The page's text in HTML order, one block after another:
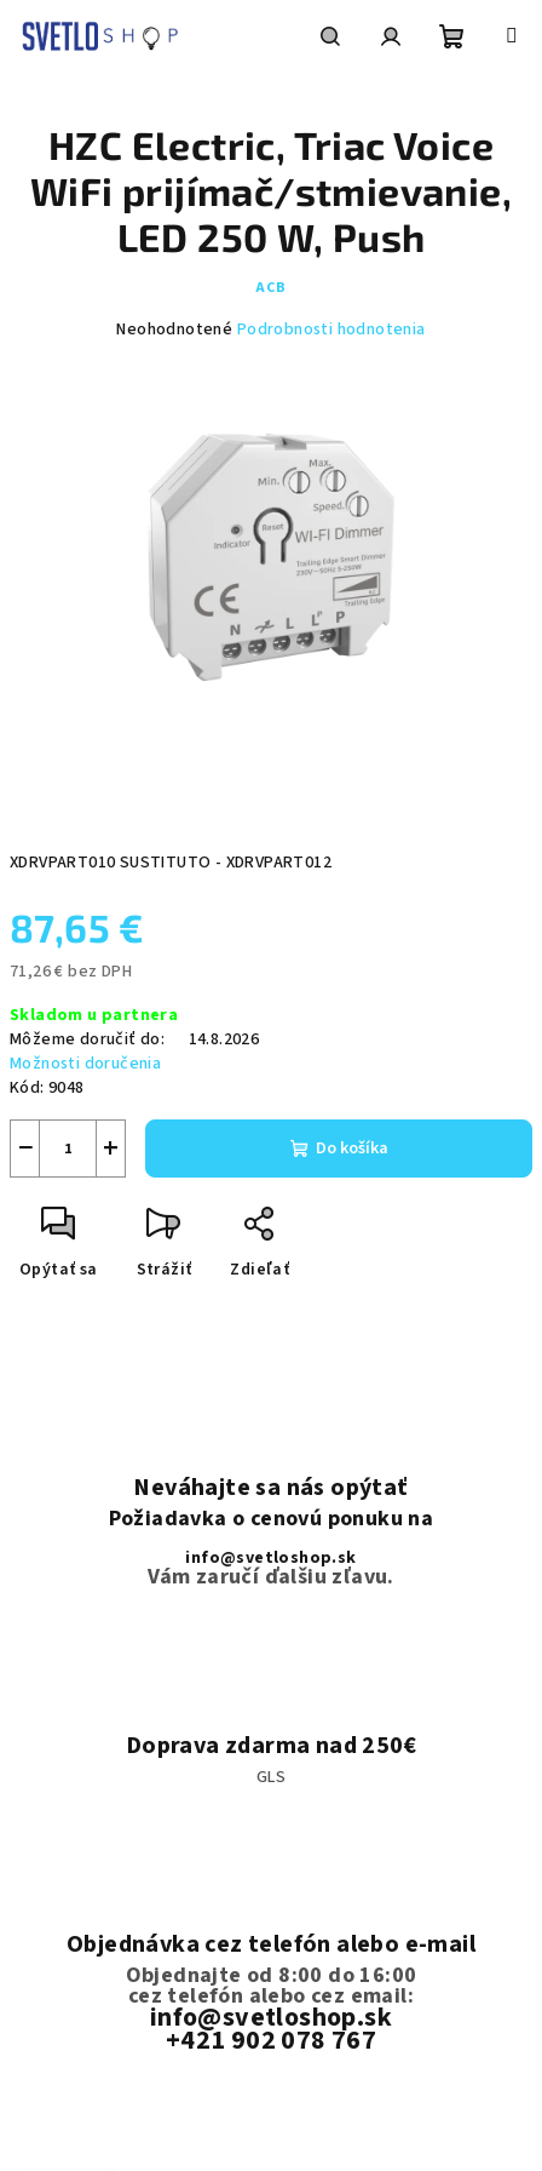
košík
XDRVPART010 SUSTITUTO - XDRVPART012
87,65 €
71,26 € bez DPH
cena:
Skladom u partnera
Môžeme doručiť do:
14.8.2026
Možnosti doručenia
Kód: 9048
+
− Do košíka
Opýtať sa Strážiť Zdieľať
HZC Electric, Triac Voice
WiFi prijímač/stmievanie,
LED 250 W, Push
ACB
Priemerné
hviezdičiek.
Neohodnotené Podrobnosti hodnotenia
Neváhajte sa nás opýtať
Požiadavka o cenovú ponuku na
info@svetloshop.sk
Vám zaručí ďalšiu zľavu.
Doprava zdarma nad 250€
GLS
Objednávka cez telefón alebo e-mail
Objednajte od 8:00 do 16:00
cez telefón alebo cez email:
info@svetloshop.sk
+421 902 078 767